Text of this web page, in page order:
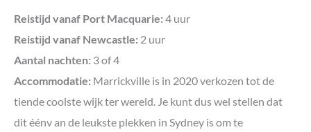
Reistijd vanaf Port Macquarie: 4 uur
Reistijd vanaf Newcastle: 2 uur
Aantal nachten: 3 of 4
Accommodatie: Marrickville is in 2020 verkozen tot de
tiende coolste wijk ter wereld. Je kunt dus wel stellen dat
dit éénv an de leukste plekken in Sydney is om te